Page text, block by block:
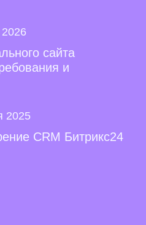
сайта
и
2025
CRM Битрикс24